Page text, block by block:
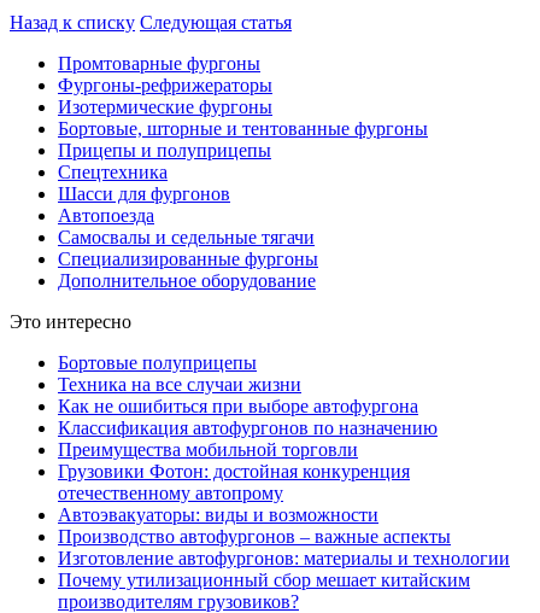
Назад к списку Следующая статья
Промтоварные фургоны
Фургоны-рефрижераторы
Изотермические фургоны
Бортовые, шторные и тентованные фургоны
Прицепы и полуприцепы
Спецтехника
Шасси для фургонов
Автопоезда
Самосвалы и седельные тягачи
Специализированные фургоны
Дополнительное оборудование
Это интересно
Бортовые пoлуприцепы
Техника на все случаи жизни
Как не ошибиться при выборе автофургона
Классификация автофургонов по назначению
Преимущества мобильной торговли
Грузовики Фотон: достойная конкуренция
отечественному автопрому
Автоэвакуаторы: виды и возможности
Производство автофургонов – важные аспекты
Изготовление автофургонов: материалы и технологии
Почему утилизационный сбор мешает китайским
производителям грузовиков?